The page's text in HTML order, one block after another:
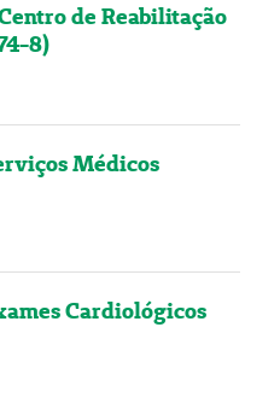
de Reabilitação
8)
Médicos
Cardiológicos